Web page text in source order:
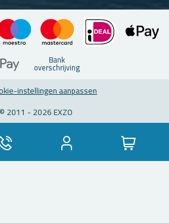
Bank
over­schrij­ving
in­stel­lin­gen aan­pas­sen
© 2011 - 2026 EXZO